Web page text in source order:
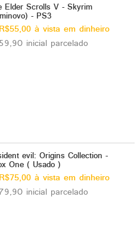
Elder Scrolls V - Skyrim
- PS3
à vista em dinheiro
inicial parcelado
evil: Origins Collection -
One ( Usado )
à vista em dinheiro
inicial parcelado